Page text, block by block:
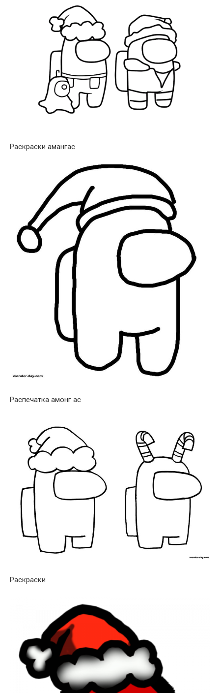
Раскраски амангас
Распечатка амонг ас
Раскраски